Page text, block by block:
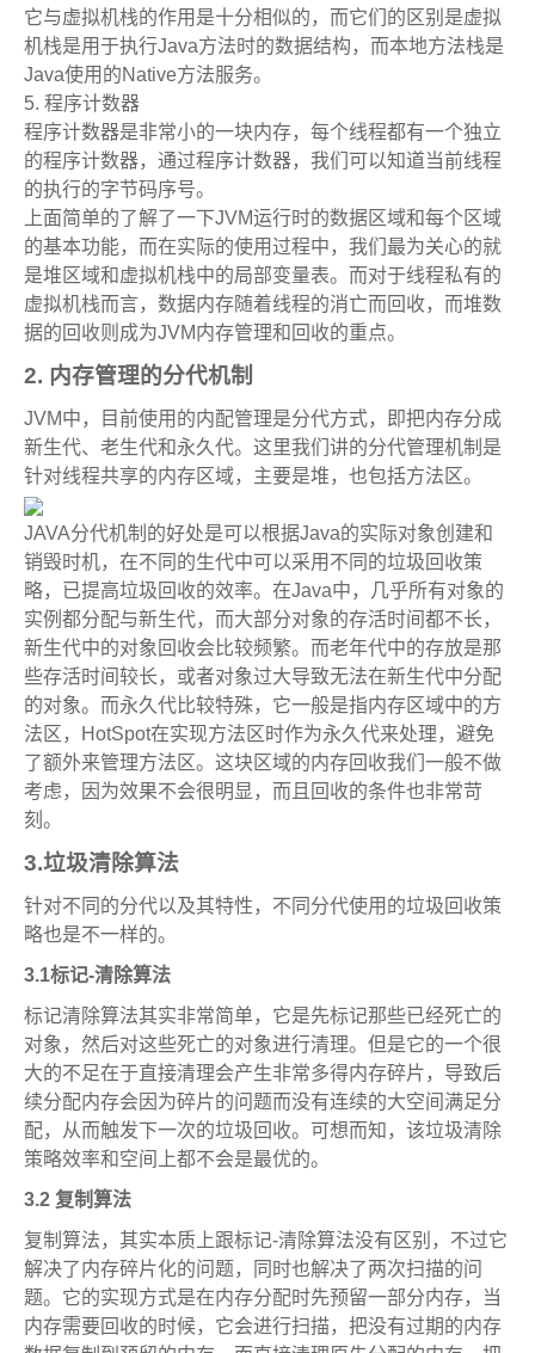
它与虚拟机栈的作用是十分相似的，而它们的区别是虚拟
机栈是用于执行Java方法时的数据结构，而本地方法栈是
Java使用的Native方法服务。
5. 程序计数器
程序计数器是非常小的一块内存，每个线程都有一个独立
的程序计数器，通过程序计数器，我们可以知道当前线程
的执行的字节码序号。
上面简单的了解了一下JVM运行时的数据区域和每个区域
的基本功能，而在实际的使用过程中，我们最为关心的就
是堆区域和虚拟机栈中的局部变量表。而对于线程私有的
虚拟机栈而言，数据内存随着线程的消亡而回收，而堆数
据的回收则成为JVM内存管理和回收的重点。
2. 内存管理的分代机制
JVM中，目前使用的内配管理是分代方式，即把内存分成
新生代、老生代和永久代。这里我们讲的分代管理机制是
针对线程共享的内存区域，主要是堆，也包括方法区。
JAVA分代机制的好处是可以根据Java的实际对象创建和
销毁时机，在不同的生代中可以采用不同的垃圾回收策
略，已提高垃圾回收的效率。在Java中，几乎所有对象的
实例都分配与新生代，而大部分对象的存活时间都不长，
新生代中的对象回收会比较频繁。而老年代中的存放是那
些存活时间较长，或者对象过大导致无法在新生代中分配
的对象。而永久代比较特殊，它一般是指内存区域中的方
法区，HotSpot在实现方法区时作为永久代来处理，避免
了额外来管理方法区。这块区域的内存回收我们一般不做
考虑，因为效果不会很明显，而且回收的条件也非常苛
刻。
3.垃圾清除算法
针对不同的分代以及其特性，不同分代使用的垃圾回收策
略也是不一样的。
3.1标记-清除算法
标记清除算法其实非常简单，它是先标记那些已经死亡的
对象，然后对这些死亡的对象进行清理。但是它的一个很
大的不足在于直接清理会产生非常多得内存碎片，导致后
续分配内存会因为碎片的问题而没有连续的大空间满足分
配，从而触发下一次的垃圾回收。可想而知，该垃圾清除
策略效率和空间上都不会是最优的。
3.2 复制算法
复制算法，其实本质上跟标记-清除算法没有区别，不过它
解决了内存碎片化的问题，同时也解决了两次扫描的问
题。它的实现方式是在内存分配时先预留一部分内存，当
内存需要回收的时候，它会进行扫描，把没有过期的内存